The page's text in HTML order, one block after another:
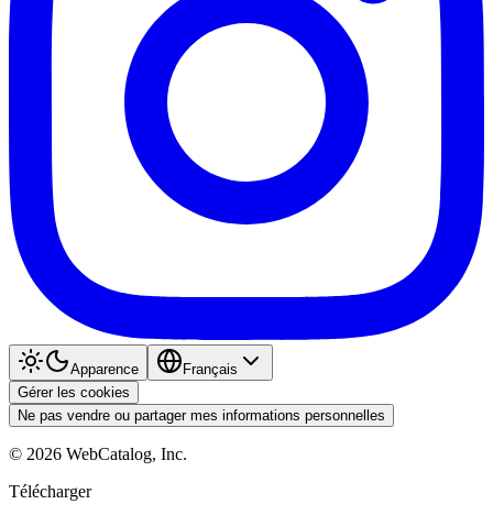
Apparence
Français
Gérer les cookies
Ne pas vendre ou partager mes informations personnelles
© 2026 WebCatalog, Inc.
Télécharger